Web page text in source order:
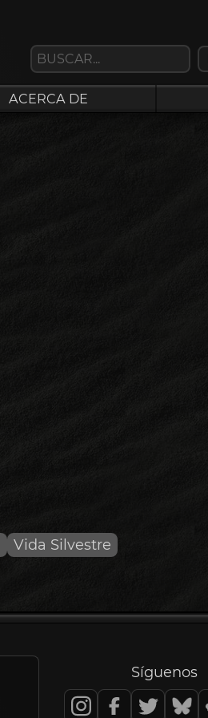
ACERCA DE
Vida Silvestre
Síguenos